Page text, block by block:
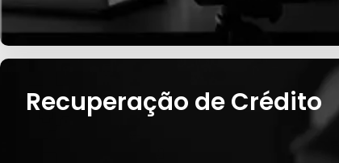
Recuperação de Crédito